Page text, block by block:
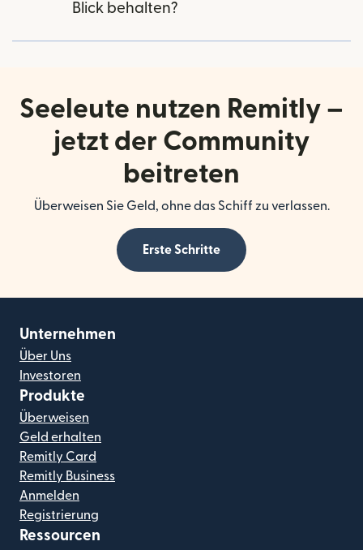
Blick behalten?
Seeleute nutzen Remitly –
jetzt der Community
beitreten
Überweisen Sie Geld, ohne das Schiff zu verlassen.
Erste Schritte
Unternehmen
Über Uns
Investoren
Produkte
Überweisen
Geld erhalten
Remitly Card
Remitly Business
Anmelden
Registrierung
Ressourcen